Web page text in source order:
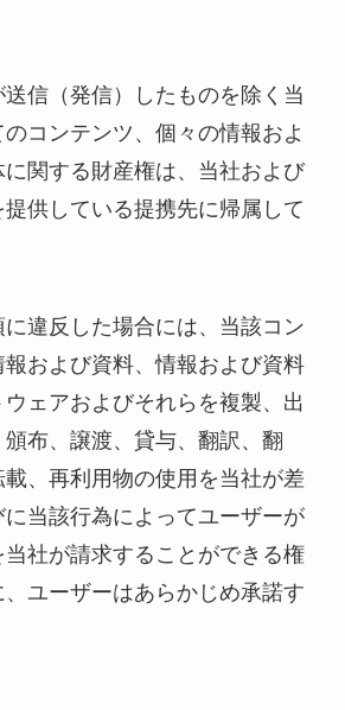
送信（発信）したものを除く当
コンテンツ、個々の情報およ
関する財産権は、当社および
供している提携先に帰属して
違反した場合には、当該コン
および資料、情報および資料
ェアおよびそれらを複製、出
布、譲渡、貸与、翻訳、翻
、再利用物の使用を当社が差
当該行為によってユーザーが
社が請求することができる権
ユーザーはあらかじめ承諾す